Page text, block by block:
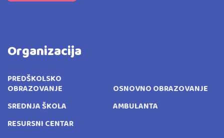
Organizacija
PREDŠKOLSKO
OBRAZOVANJE
OSNOVNO OBRAZOVANJE
SREDNJA ŠKOLA
AMBULANTA
RESURSNI CENTAR